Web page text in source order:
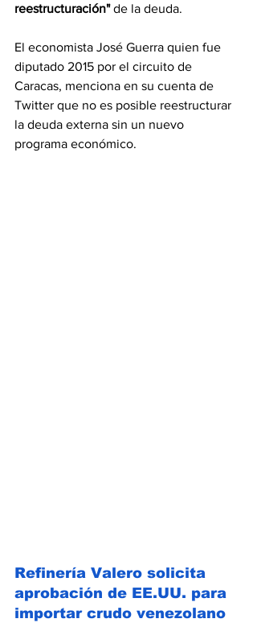
reestructuración" de la deuda.
El economista José Guerra quien fue
diputado 2015 por el circuito de
Caracas, menciona en su cuenta de
Twitter que no es posible reestructurar
la deuda externa sin un nuevo
programa económico.
Refinería Valero solicita
aprobación de EE.UU. para
importar crudo venezolano